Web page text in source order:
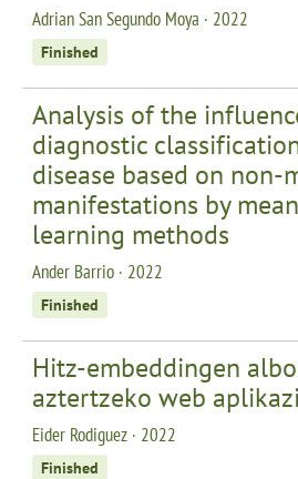
Adrian San Segundo Moya · 2022
Finished
Analysis of the
diagnostic
disease based on non-
manifestations by
learning methods
Ander Barrio · 2022
Finished
Hitz-embeddingen
aztertzeko web
Eider Rodiguez · 2022
Finished